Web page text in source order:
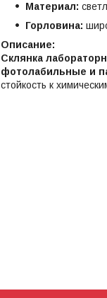
Материал:
Горловина:
Описание:
Склянка
фотолабильные и
стойкость к